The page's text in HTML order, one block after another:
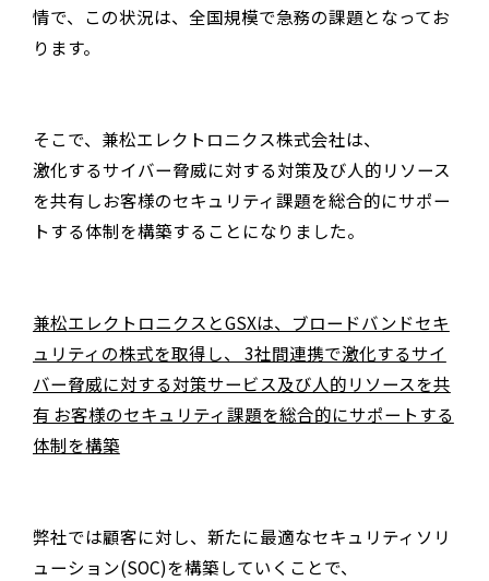
情で、この状況は、全国規模で急務の課題となってお
ります。
そこで、兼松エレクトロニクス株式会社は、
激化するサイバー脅威に対する対策及び人的リソース
を共有しお客様のセキュリティ課題を総合的にサポー
トする体制を構築することになりました。
兼松エレクトロニクスとGSXは、ブロードバンドセキ
ュリティの株式を取得し、 3社間連携で激化するサイ
バー脅威に対する対策サービス及び人的リソースを共
有 お客様のセキュリティ課題を総合的にサポートする
体制を構築
弊社では顧客に対し、新たに最適なセキュリティソリ
ューション(SOC)を構築していくことで、